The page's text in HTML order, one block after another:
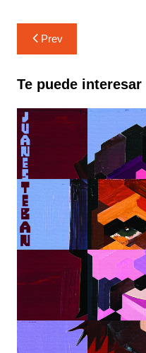
Navegación
de
entradas
Prev
Te puede interesar